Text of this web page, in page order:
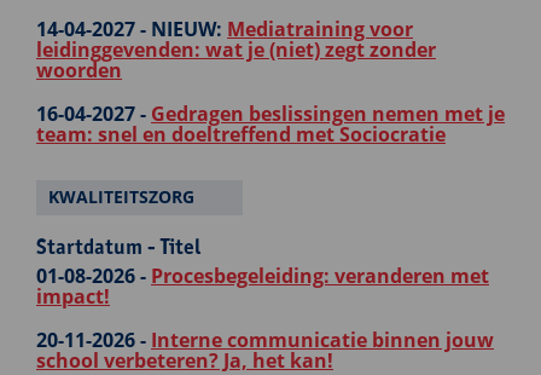
14-04-2027 - NIEUW: Mediatraining voor
leidinggevenden: wat je (niet) zegt zonder
woorden
16-04-2027 - Gedragen beslissingen nemen met je
team: snel en doeltreffend met Sociocratie
KWALITEITSZORG
Startdatum - Titel
01-08-2026 - Procesbegeleiding: veranderen met
impact!
20-11-2026 - Interne communicatie binnen jouw
school verbeteren? Ja, het kan!